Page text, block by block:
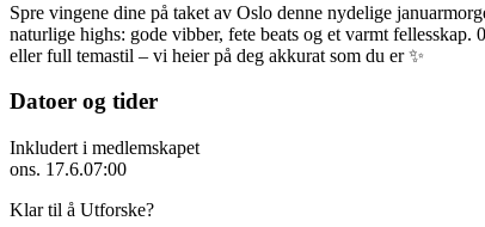
Spre vingene dine på taket av Oslo denne nydelige
naturlige highs: gode vibber, fete beats og et varmt
eller full temastil – vi heier på deg akkurat som du er ✨
Datoer og tider
Inkludert i medlemskapet
ons. 17.6.07:00
Klar til å Utforske?